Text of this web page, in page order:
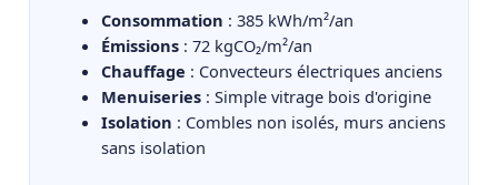
Consommation : 385 kWh/m²/an
Émissions: 72 kgCO₂/m²/an
Chauffage : Convecteurs électriques anciens
Menuiseries: Simple vitrage bois d'origine
Isolation : Combles non isolés, murs anciens
sans isolation